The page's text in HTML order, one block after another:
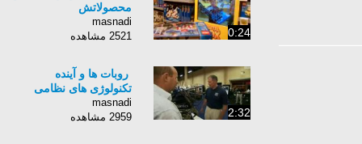
0:24
محصولاتش
masnadi
2521 مشاهده
2:32
‮ ‮روبات ها و آینده
تکنولوژی های نظامی
masnadi
2959 مشاهده